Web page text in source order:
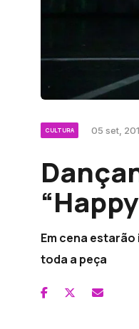
CULTURA 05 set,
Em cena
toda a peça